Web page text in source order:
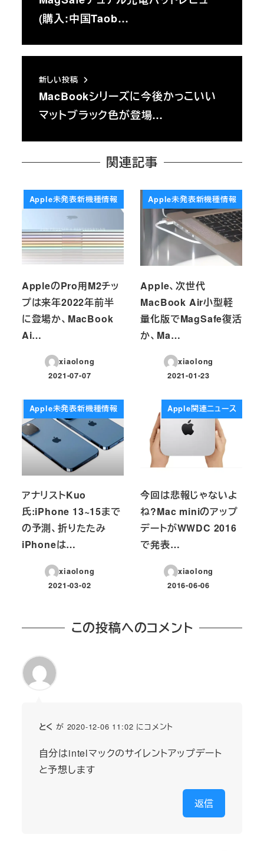
(購入:中国Taob…
新しい投稿
MacBookシリーズに今後かっこいい
マットブラック色が登場…
関連記事
Apple未発表新機種情報
AppleのPro用M2チッ
プは来年2022年前半
に登場か、MacBook
Ai…
xiaolong
投稿日
2021-07-07
Apple未発表新機種情報
Apple、次世代
MacBook Air小型軽
量化版でMagSafe復活
か、Ma…
xiaolong
投稿日
2021-01-23
Apple未発表新機種情報
アナリストKuo
氏:iPhone 13~15まで
の予測、折りたたみ
iPhoneは…
xiaolong
投稿日
2021-03-02
Apple関連ニュース
今回は悲報じゃないよ
ね?Mac miniのアップ
デートがWWDC 2016
で発表…
xiaolong
投稿日
2016-06-06
この投稿へのコメント
とく が 2020-12-06 11:02 にコメント
自分はintelマックのサイレントアップデート
と予想します
返信